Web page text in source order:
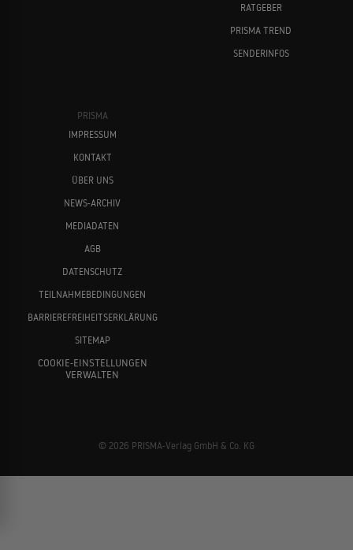
RATGEBER
PRISMA TREND
SENDERINFOS
PRISMA
IMPRESSUM
KONTAKT
ÜBER UNS
NEWS-ARCHIV
MEDIADATEN
AGB
DATENSCHUTZ
TEILNAHMEBEDINGUNGEN
BARRIEREFREIHEITSERKLÄRUNG
SITEMAP
COOKIE-EINSTELLUNGEN
VERWALTEN
© 2026 PRISMA-Verlag GmbH & Co. KG